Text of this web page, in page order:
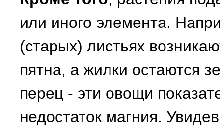
или иного элемента.
(старых) листьях
пятна, а жилки остаются
перец - эти овощи
недостаток магния.